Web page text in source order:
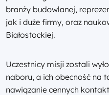
branży budowlanej,
jak i duże firmy, oraz
Białostockiej.
Uczestnicy misji zostali
naboru, a ich obecność na
nawiązanie cennych